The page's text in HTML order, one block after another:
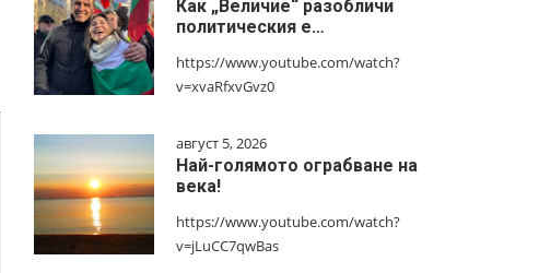
Как „Величие“ разобличи
политическия е…
https://www.youtube.com/watch?
v=xvaRfxvGvz0
август 5, 2026
Най-голямото ограбване на
века!
https://www.youtube.com/watch?
v=jLuCC7qwBas